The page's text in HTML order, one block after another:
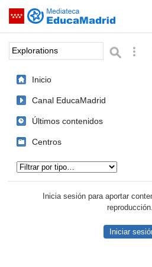
Saltar navegación
Palabra o frase:
Inicio
Canal EducaMadrid
Últimos contenidos
Centros
Inicia sesión para aportar
Iniciar